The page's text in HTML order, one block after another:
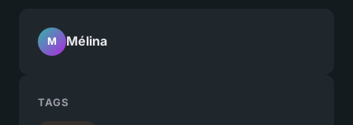
M Mélina
TAGS